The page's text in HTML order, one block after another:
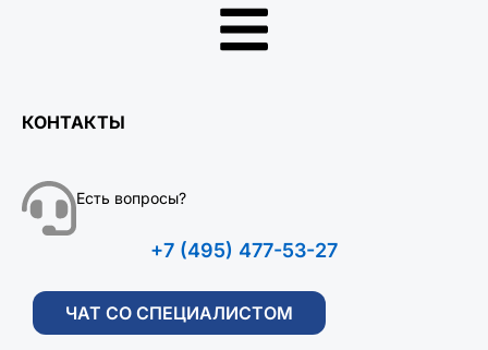
КОНТАКТЫ
Есть вопросы?
+7 (495) 477-53-27
ЧАТ СО СПЕЦИАЛИСТОМ